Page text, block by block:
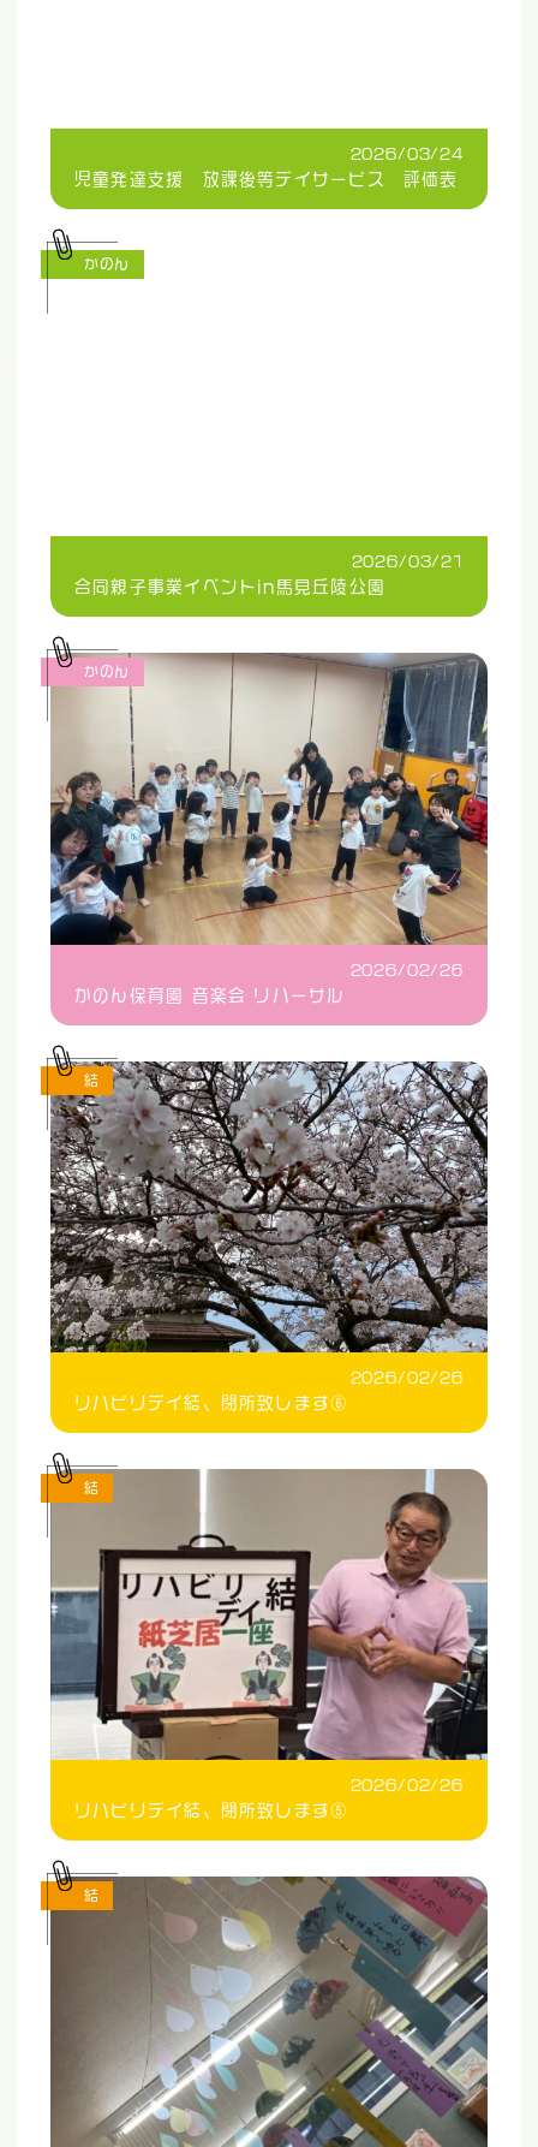
2026/03/24
児童発達支援 放課後等デイサービス 評価表
2026/03/21
合同親子事業イベントin馬見丘陵公園
かのん
2026/02/26
かのん保育園 音楽会 リハーサル
かのん
2026/02/26
リハビリデイ結、閉所致します⑥
結
2026/02/26
リハビリデイ結、閉所致します⑤
結
結